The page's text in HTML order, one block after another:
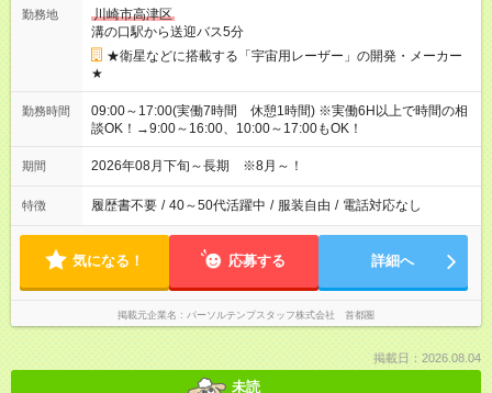
勤務地
川崎市高津区
溝の口駅から送迎バス5分
★衛星などに搭載する「宇宙用レーザー」の開発・メーカー
★
勤務時間
09:00～17:00(実働7時間 休憩1時間) ※実働6H以上で時間の相
談OK！→9:00～16:00、10:00～17:00もOK！
期間 2026年08月下旬～長期 ※8月～！
特徴 履歴書不要 / 40～50代活躍中 / 服装自由 / 電話対応なし
気になる！ 応募する 詳細へ
掲載元企業名 パーソルテンプスタッフ株式会社 首都圏
掲載日：2026.08.04
未読